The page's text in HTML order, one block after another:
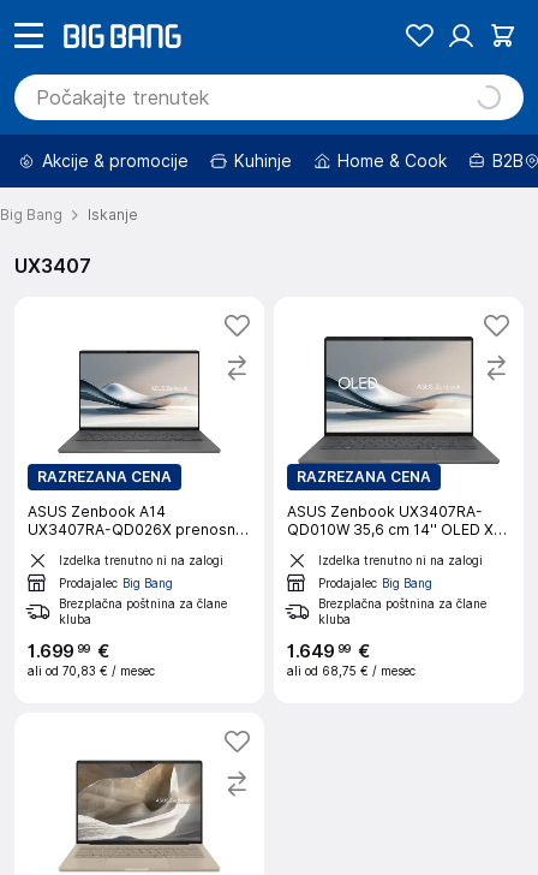
Akcije & promocije Kuhinje Home & Cook B2B
Big Bang Iskanje
UX3407
RAZREZANA CENA
ASUS Zenbook A14
UX3407RA-QD026X prenosni
Izdelka trenutno ni na zalogi
Prodajalec Big Bang
Brezplačna poštnina za člane
kluba
1.699 99 €
ali od 70,83 € / mesec
RAZREZANA CENA
ASUS Zenbook UX3407RA-
QD010W 35,6 cm 14'' OLED X
računalnik
Izdelka trenutno ni na zalogi
Prodajalec Big Bang
Brezplačna poštnina za člane
kluba
1.649 99 €
ali od 68,75 € / mesec